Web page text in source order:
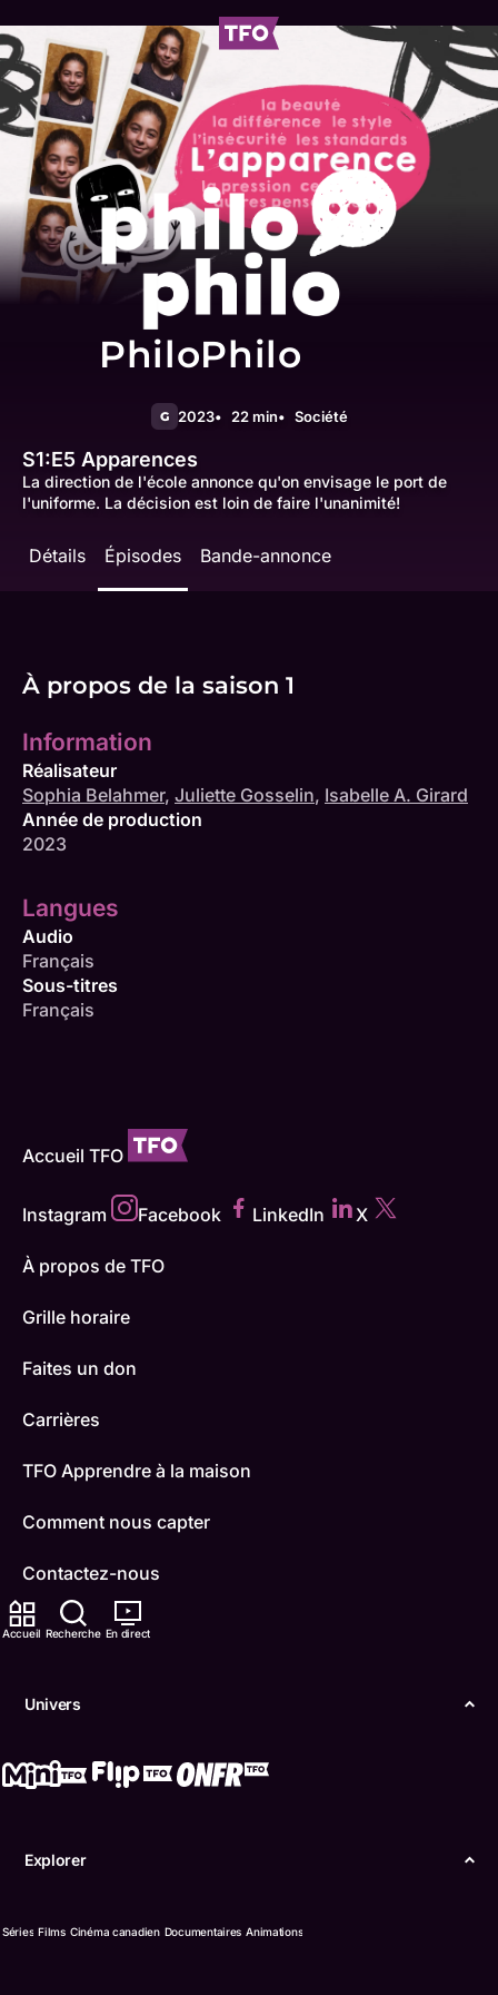
Accueil Recherche En direct
Univers
Explorer
Séries Films Cinéma canadien Documentaires Animations
PhiloPhilo
G 2023 22 min Société
S1:E5 Apparences
La direction de l'école annonce qu'on envisage le port de
l'uniforme. La décision est loin de faire l'unanimité!
Détails Épisodes Bande-annonce
À propos de la saison 1
Information
Réalisateur
Sophia Belahmer, Juliette Gosselin, Isabelle A. Girard
Année de production
2023
Langues
Audio
Français
Sous-titres
Français
Accueil TFO
Instagram Facebook LinkedIn X
À propos de TFO
Grille horaire
Faites un don
Carrières
TFO Apprendre à la maison
Comment nous capter
Contactez-nous
ONFR
Conditions d'utilisation
© Office des télécommunications éducatives de